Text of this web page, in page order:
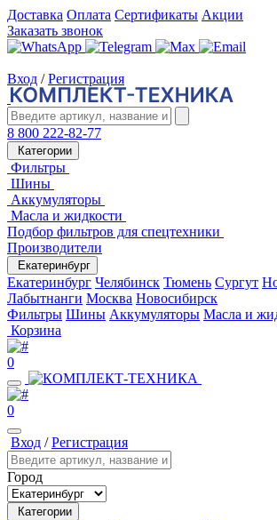
Доставка Оплата Сертификаты Акции
Заказать звонок
Вход / Регистрация
8 800 222-82-77
Категории
Фильтры
Шины
Аккумуляторы
Масла и жидкости
Подбор фильтров для спецтехники
Производители
Екатеринбург
Екатеринбург Челябинск Тюмень Сургут
Лабытнанги Москва Новосибирск
Фильтры Шины Аккумуляторы Масла и
Корзина
0
0
Вход /Регистрация
Город
Категории